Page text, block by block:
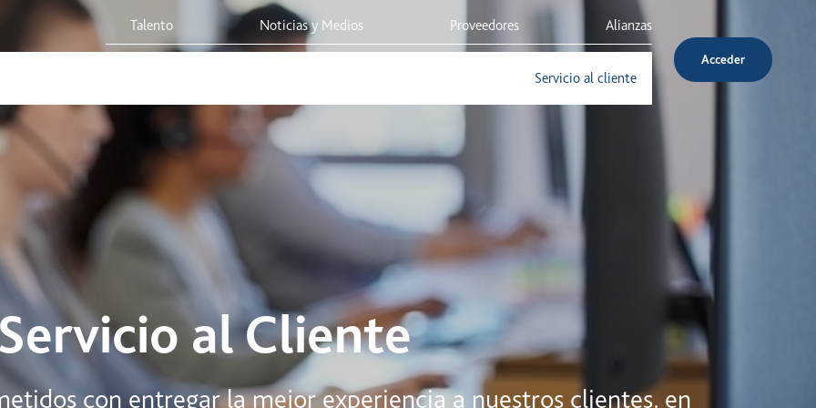
Talento Noticias y Medios Proveedores Alianzas
Servicio al cliente
Acceder
Servicio al Cliente
con entregar la mejor experiencia a nuestros clientes, en